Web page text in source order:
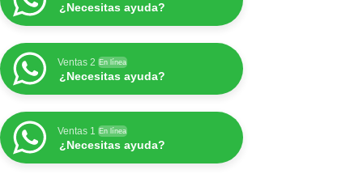
¿Necesitas ayuda?
Ventas 2 En línea
¿Necesitas ayuda?
Ventas 1 En línea
¿Necesitas ayuda?